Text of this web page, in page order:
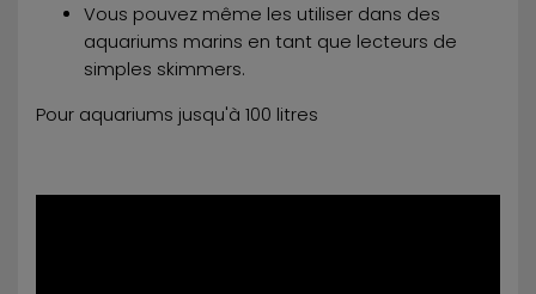
Vous pouvez même les utiliser dans des
aquariums marins en tant que lecteurs de
simples skimmers.
Pour aquariums jusqu'à 100 litres